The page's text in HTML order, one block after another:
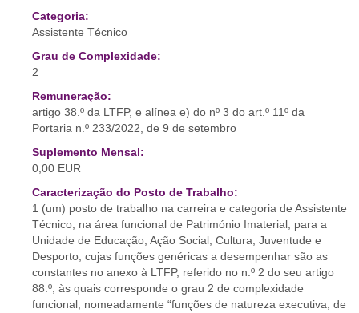
Categoria:
Assistente Técnico
Grau de Complexidade:
2
Remuneração:
artigo 38.º da LTFP, e alínea e) do nº 3 do art.º 11º da
Portaria n.º 233/2022, de 9 de setembro
Suplemento Mensal:
0,00 EUR
Caracterização do Posto de Trabalho:
1 (um) posto de trabalho na carreira e categoria de Assistente
Técnico, na área funcional de Património Imaterial, para a
Unidade de Educação, Ação Social, Cultura, Juventude e
Desporto, cujas funções genéricas a desempenhar são as
constantes no anexo à LTFP, referido no n.º 2 do seu artigo
88.º, às quais corresponde o grau 2 de complexidade
funcional, nomeadamente “funções de natureza executiva, de